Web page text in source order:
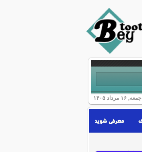
جمعه, ۱۶ مرداد ۱۴۰۵